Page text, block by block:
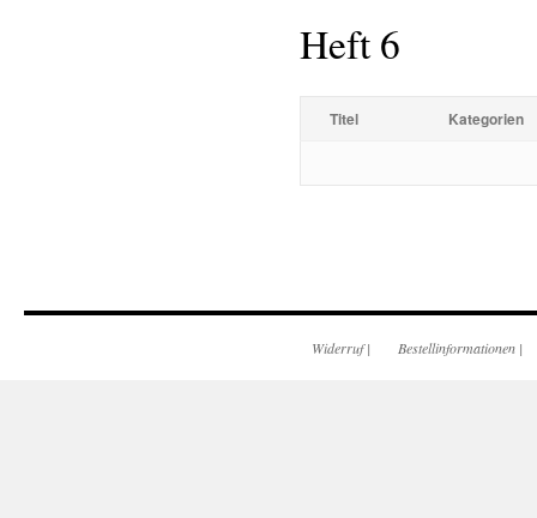
Heft 6
Titel Kategorien
Widerruf| Bestellinformationen |